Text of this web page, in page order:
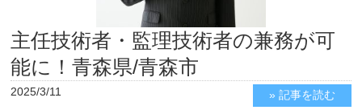
主任技術者・監理技術者の兼務が可
能に！青森県/青森市
2025/3/11 » 記事を読む